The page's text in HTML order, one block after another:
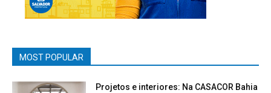
MOST POPULAR
Projetos e interiores: Na CASACOR Bahia